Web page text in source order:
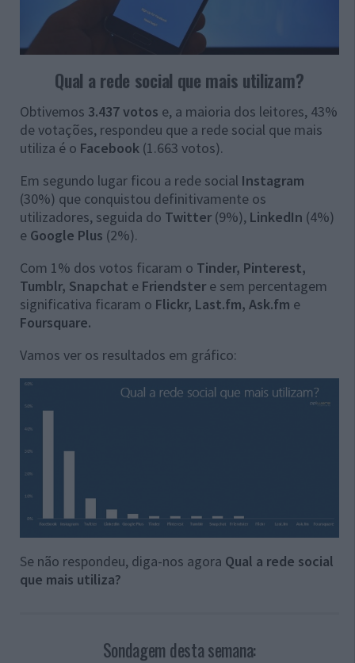
Qual a rede social que mais utilizam?
Obtivemos 3.437 votos e, a maioria dos leitores, 43%
de votações, respondeu que a rede social que mais
utiliza é o Facebook (1.663 votos).
Em segundo lugar ficou a rede social Instagram
(30%) que conquistou definitivamente os
utilizadores, seguida do Twitter (9%), LinkedIn (4%)
e Google Plus (2%).
Com 1% dos votos ficaram o Tinder, Pinterest,
Tumblr, Snapchat e Friendster e sem percentagem
significativa ficaram o Flickr, Last.fm, Ask.fm e
Foursquare.
Vamos ver os resultados em gráfico:
Se não respondeu, diga-nos agora Qual a rede social
que mais utiliza?
Sondagem desta semana: